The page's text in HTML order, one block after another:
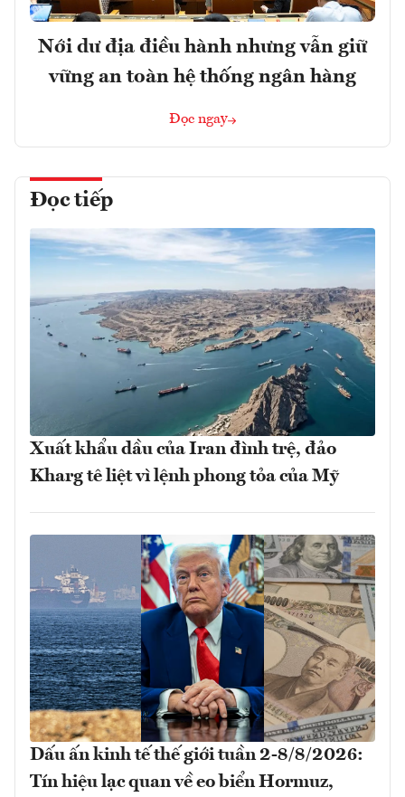
Nới dư địa điều hành nhưng vẫn giữ
vững an toàn hệ thống ngân hàng
Đọc ngay
Đọc tiếp
Xuất khẩu dầu của Iran đình trệ, đảo
Kharg tê liệt vì lệnh phong tỏa của Mỹ
Dấu ấn kinh tế thế giới tuần 2-8/8/2026:
Tín hiệu lạc quan về eo biển Hormuz,